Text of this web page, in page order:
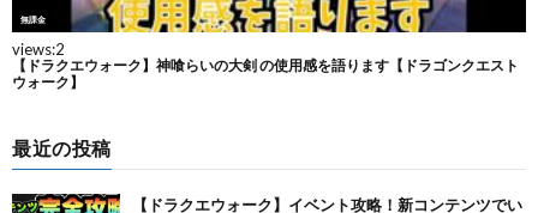
最近の投稿
【ドラクエウォーク】イベント攻略！新コンテンツでい